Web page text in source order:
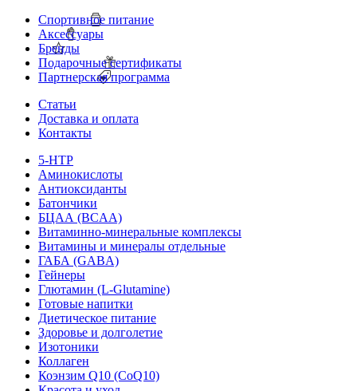
Спортивное питание
Аксессуары
Бренды
Подарочные сертификаты
Партнерская программа
Статьи
Доставка и оплата
Контакты
5-HTP
Аминокислоты
Антиоксиданты
Батончики
БЦАА (BCAA)
Витаминно-минеральные комплексы
Витамины и минералы отдельные
ГАБА (GABA)
Гейнеры
Глютамин (L-Glutamine)
Готовые напитки
Диетическое питание
Здоровье и долголетие
Изотоники
Коллаген
Коэнзим Q10 (CoQ10)